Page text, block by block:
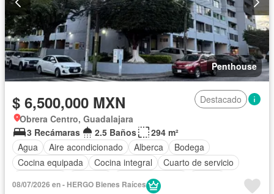
Penthouse
$ 6,500,000 MXN
Destacado
Obrera Centro, Guadalajara
3 Recámaras
2.5 Baños
294 m²
Agua
Aire acondicionado Alberca
Bodega
Cocina equipada
Cocina integral
Cuarto de servicio
Estacionamiento
08/07/2026 en - HERGO Bienes Raíces